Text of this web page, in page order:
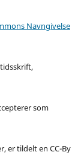
Navngivelse
som
er tildelt en CC-By